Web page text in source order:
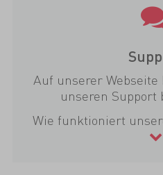
Auf unserer
unseren Support
Wie funktioniert